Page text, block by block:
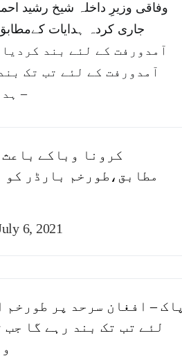
وفاقی وزیرِ داخلہ شیخ رشید
آمدورفت کے لئے بند
آمدورفت کے لئے تب تک
ہدایات وزارت داخلہ کوموصول نہیں ہوتیں –
کرونا وباکے
6, 2021
پاک – افغان سرحد پر
لئے تب تک بند رہے گا